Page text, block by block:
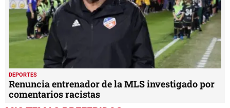
DEPORTES
Renuncia entrenador de la MLS investigado por
comentarios racistas